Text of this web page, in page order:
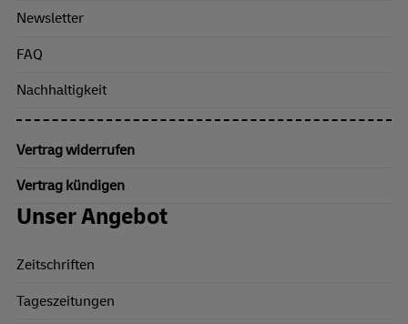
Newsletter
FAQ
Nachhaltigkeit
Vertrag widerrufen
Vertrag kündigen
Unser Angebot
Zeitschriften
Tageszeitungen